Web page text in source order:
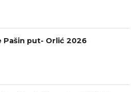
Pašin put- Orlić 2026